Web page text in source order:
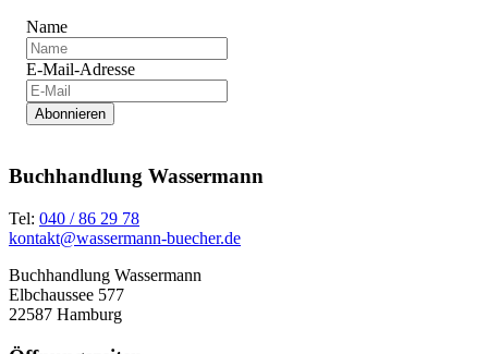
Name
E-Mail-Adresse
Abonnieren
Buchhandlung Wassermann
Tel: 040 / 86 29 78
kontakt@wassermann-buecher.de
Buchhandlung Wassermann
Elbchaussee 577
22587 Hamburg